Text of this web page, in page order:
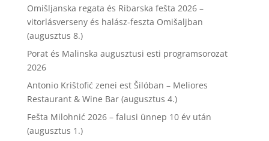
Omišljanska regata és Ribarska fešta 2026 –
vitorlásverseny és halász-feszta Omišaljban
(augusztus 8.)
Porat és Malinska augusztusi esti programsorozat
2026
Antonio Krištofić zenei est Šilóban – Meliores
Restaurant & Wine Bar (augusztus 4.)
Fešta Milohnić 2026 – falusi ünnep 10 év után
(augusztus 1.)